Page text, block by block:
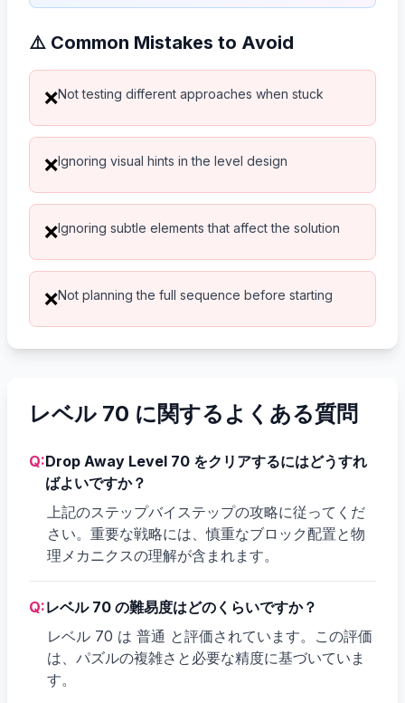
⚠️ Common Mistakes to Avoid
❌Not testing different approaches when stuck
❌Ignoring visual hints in the level design
❌Ignoring subtle elements that affect the solution
❌Not planning the full sequence before starting
レベル 70 に関するよくある質問
Q:Drop Away Level 70 をクリアするにはどうすれ
ばよいですか？
上記のステップバイステップの攻略に従ってくだ
さい。重要な戦略には、慎重なブロック配置と物
理メカニクスの理解が含まれます。
Q:レベル 70 の難易度はどのくらいですか？
レベル 70 は 普通 と評価されています。この評価
は、パズルの複雑さと必要な精度に基づいていま
す。